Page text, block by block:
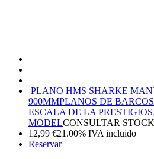
PLANO HMS SHARKE
900MMPLANOS DE
ESCALA DE LA
MODELCONSULTAR
12,99 €21.00% IVA incluido
Reservar